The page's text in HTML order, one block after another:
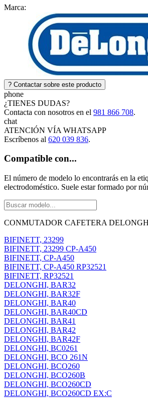
Marca:
? Contactar sobre este producto
phone
¿TIENES DUDAS?
Contacta con nosotros en el 981 866 708.
chat
ATENCIÓN VÍA WHATSAPP
Escríbenos al 620 039 836.
Compatible con...
El número de modelo lo encontrarás en la
electrodoméstico. Suele estar formado por
CONMUTADOR CAFETERA
BIFINETT, 23299
BIFINETT, 23299 CP-A450
BIFINETT, CP-A450
BIFINETT, CP-A450 RP32521
BIFINETT, RP32521
DELONGHI, BAR32
DELONGHI, BAR32F
DELONGHI, BAR40
DELONGHI, BAR40CD
DELONGHI, BAR41
DELONGHI, BAR42
DELONGHI, BAR42F
DELONGHI, BC0261
DELONGHI, BCO 261N
DELONGHI, BCO260
DELONGHI, BCO260B
DELONGHI, BCO260CD
DELONGHI, BCO260CD EX:C